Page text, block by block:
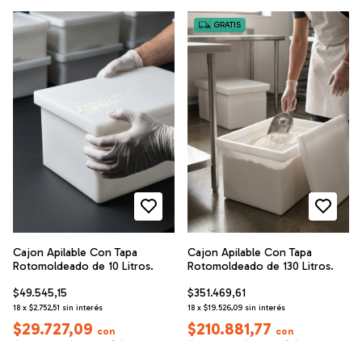
Cajon Apilable Con Tapa
Rotomoldeado de 10 Litros.
$49.545,15
18 x $2.752,51 sin interés
$29.727,09 con
GRATIS
Cajon Apilable Con Tapa
Rotomoldeado de 130 Litros.
$351.469,61
18 x $19.526,09 sin interés
$210.881,77 con